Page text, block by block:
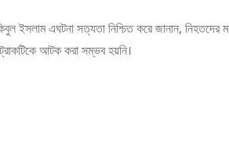
ইসলাম এঘটনা সত্যতা নিশ্চিত করে জানান, নিহতদের
আটক করা সম্ভব হয়নি।